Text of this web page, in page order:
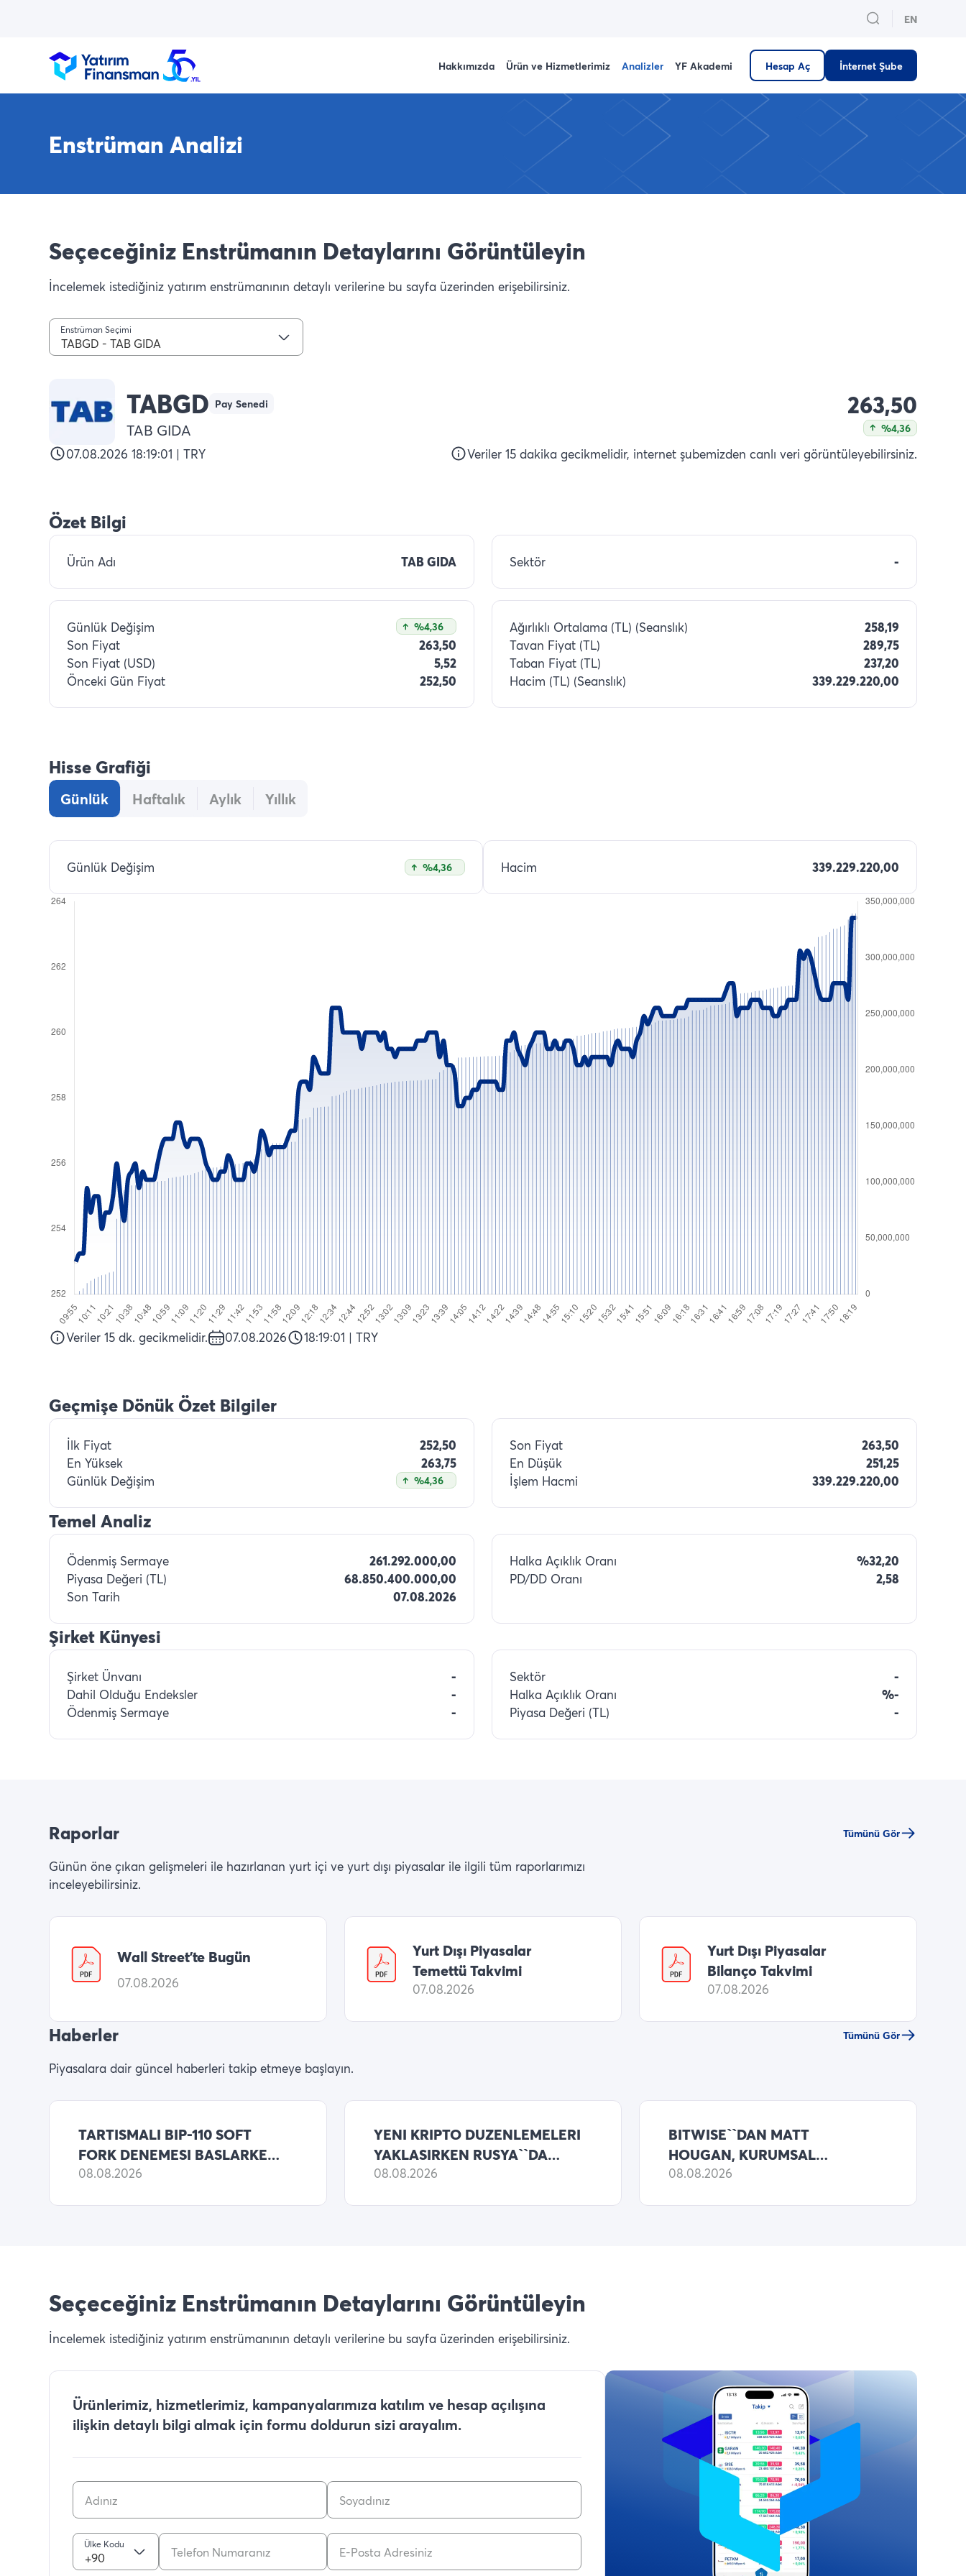
EN
Hakkımızda Ürün ve Hizmetlerimiz Analizler YF Akademi Hesap Aç İnternet Şube
Enstrüman Analizi
Seçeceğiniz Enstrümanın Detaylarını Görüntüleyin
İncelemek istediğiniz yatırım enstrümanının detaylı verilerine bu sayfa üzerinden erişebilirsiniz.
Enstrüman Seçimi
TABGD - TAB GIDA
TABGD Pay Senedi
TAB GIDA
263,50
%4,36
07.08.2026 18:19:01 | TRY Veriler 15 dakika gecikmelidir, internet şubemizden canlı veri görüntüleyebilirsiniz.
Özet Bilgi
Ürün Adı TAB GIDA Sektör -
Günlük Değişim %4,36
Son Fiyat
263,50
Son Fiyat (USD)
5,52
Önceki Gün Fiyat
252,50
Ağırlıklı Ortalama (TL) (Seanslık)
258,19
Tavan Fiyat (TL)
289,75
Taban Fiyat (TL)
237,20
Hacim (TL) (Seanslık)
339.229.220,00
Hisse Grafiği
Günlük Haftalık Aylık Yıllık
Günlük Değişim %4,36 Hacim 339.229.220,00
Veriler 15 dk. gecikmelidir. 07.08.2026 18:19:01 | TRY
Geçmişe Dönük Özet Bilgiler
İlk Fiyat
252,50
En Yüksek
263,75
Günlük Değişim
%4,36
Son Fiyat
263,50
En Düşük
251,25
İşlem Hacmi
339.229.220,00
Temel Analiz
Ödenmiş Sermaye
261.292.000,00
Piyasa Değeri (TL)
68.850.400.000,00
Son Tarih
07.08.2026
Halka Açıklık Oranı
%32,20
PD/DD Oranı
2,58
Şirket Künyesi
Şirket Ünvanı
-
Dahil Olduğu Endeksler
-
Ödenmiş Sermaye
-
Sektör
-
Halka Açıklık Oranı
%-
Piyasa Değeri (TL)
-
Raporlar Tümünü Gör
Günün öne çıkan gelişmeleri ile hazırlanan yurt içi ve yurt dışı piyasalar ile ilgili tüm raporlarımızı
inceleyebilirsiniz.
Wall Street’te Bugün
07.08.2026
Yurt Dışı Piyasalar
Temettü Takvimi
07.08.2026
Yurt Dışı Piyasalar
Bilanço Takvimi
07.08.2026
Haberler Tümünü Gör
Piyasalara dair güncel haberleri takip etmeye başlayın.
TARTISMALI BIP-110 SOFT
FORK DENEMESI BASLARKEN
BITCOIN, 961,632. BLOGA
08.08.2026
YENI KRIPTO DUZENLEMELERI
YAKLASIRKEN RUSYA``DA
DONANIM CUZDAN SATISLARI
08.08.2026
BITWISE``DAN MATT
HOUGAN, KURUMSAL
PARADAN TRILYONLARCA
08.08.2026
Seçeceğiniz Enstrümanın Detaylarını Görüntüleyin
İncelemek istediğiniz yatırım enstrümanının detaylı verilerine bu sayfa üzerinden erişebilirsiniz.
Ürünlerimiz, hizmetlerimiz, kampanyalarımıza katılım ve hesap açılışına
ilişkin detaylı bilgi almak için formu doldurun sizi arayalım.
Ülke Kodu
+90